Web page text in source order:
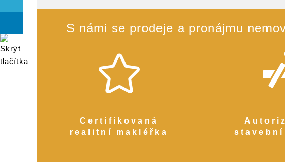
S námi se prodeje a pronájmu
Certifikovaná
realitní makléřka